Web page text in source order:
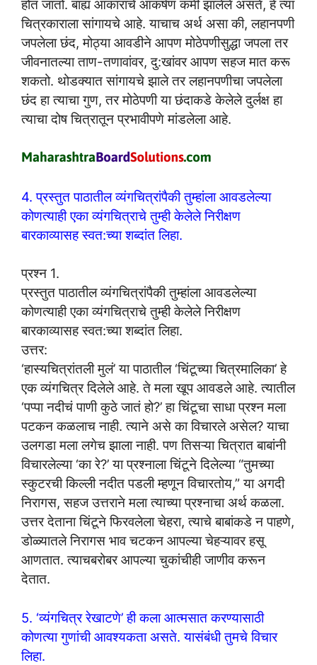
होत जातो. बाह्य आकाराचे आकर्षण कमी झालेले असते, हे त्या
चित्रकाराला सांगायचे आहे. याचाच अर्थ असा की, लहानपणी
जपलेला छंद, मोठ्या आवडीने आपण मोठेपणीसुद्धा जपला तर
जीवनातल्या ताण-तणावांवर, दु:खांवर आपण सहज मात करू
शकतो. थोडक्यात सांगायचे झाले तर लहानपणीचा जपलेला
छंद हा त्याचा गुण, तर मोठेपणी या छंदाकडे केलेले दुर्लक्ष हा
त्याचा दोष चित्रातून प्रभावीपणे मांडलेला आहे.
4. प्रस्तुत पाठातील व्यंगचित्रांपैकी तुम्हांला आवडलेल्या
कोणत्याही एका व्यंगचित्राचे तुम्ही केलेले निरीक्षण
बारकाव्यासह स्वत:च्या शब्दांत लिहा.
प्रश्न 1.
प्रस्तुत पाठातील व्यंगचित्रांपैकी तुम्हांला आवडलेल्या
कोणत्याही एका व्यंगचित्राचे तुम्ही केलेले निरीक्षण
बारकाव्यासह स्वत:च्या शब्दांत लिहा.
उत्तर:
‘हास्यचित्रांतली मुलं’ या पाठातील ‘चिंटूच्या चित्रमालिका’ हे
एक व्यंगचित्र दिलेले आहे. ते मला खूप आवडले आहे. त्यातील
‘पप्पा नदीचं पाणी कुठे जातं हो?’ हा चिंटूचा साधा प्रश्न मला
पटकन कळलाच नाही. त्याने असे का विचारले असेल? याचा
उलगडा मला लगेच झाला नाही. पण तिसऱ्या चित्रात बाबांनी
विचारलेल्या ‘का रे?’ या प्रश्नाला चिंटूने दिलेल्या “तुमच्या
स्कुटरची किल्ली नदीत पडली म्हणून विचारतोय,” या अगदी
निरागस, सहज उत्तराने मला त्याच्या प्रश्नाचा अर्थ कळला.
उत्तर देताना चिंटूने फिरवलेला चेहरा, त्याचे बाबांकडे न पाहणे,
डोळ्यातले निरागस भाव चटकन आपल्या चेहऱ्यावर हसू
आणतात. त्याचबरोबर आपल्या चुकांचीही जाणीव करून
देतात.
5. ‘व्यंगचित्र रेखाटणे’ ही कला आत्मसात करण्यासाठी
कोणत्या गुणांची आवश्यकता असते. यासंबंधी तुमचे विचार
लिहा.